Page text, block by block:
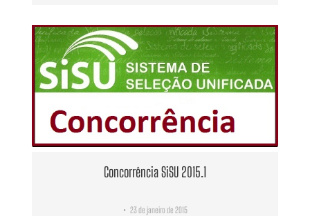
Concorrência SiSU 2015.1
• 23 de janeiro de 2015